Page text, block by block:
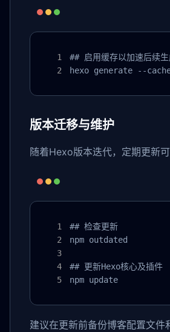
## 启用缓存以加速后续
hexo generate --
版本迁移与维护
随着Hexo版本迭代，定期更新
## 检查更新
npm outdated
## 更新Hexo核心及插件
npm update
建议在更新前备份博客配置文